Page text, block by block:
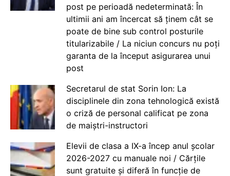
post pe perioadă nedeterminată: În
ultimii ani am încercat să ținem cât se
poate de bine sub control posturile
titularizabile / La niciun concurs nu poți
garanta de la început asigurarea unui
post
Secretarul de stat Sorin Ion: La
disciplinele din zona tehnologică există
o criză de personal calificat pe zona
de maiștri-instructori
Elevii de clasa a IX-a încep anul școlar
2026-2027 cu manuale noi / Cărțile
sunt gratuite și diferă în funcție de